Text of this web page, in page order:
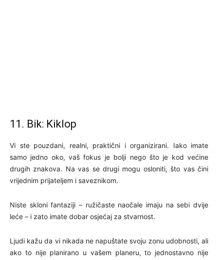
11. Bik: Kiklop
Vi ste pouzdani, realni, praktični i organizirani. Iako imate
samo jedno oko, vaš fokus je bolji nego što je kod većine
drugih znakova. Na vas se drugi mogu osloniti, što vas čini
vrijednim prijateljem i saveznikom.
Niste skloni fantaziji – ružičaste naočale imaju na sebi dvije
leće – i zato imate dobar osjećaj za stvarnost.
Ljudi kažu da vi nikada ne napuštate svoju zonu udobnosti, ali
ako to nije planirano u vašem planeru, to jednostavno nije